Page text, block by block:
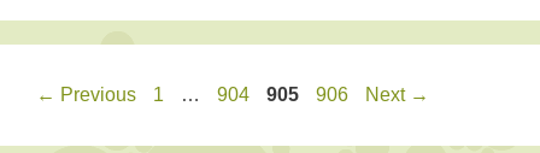
← Previous Page
1 … Page
904 Page
905 Page
906 Next →